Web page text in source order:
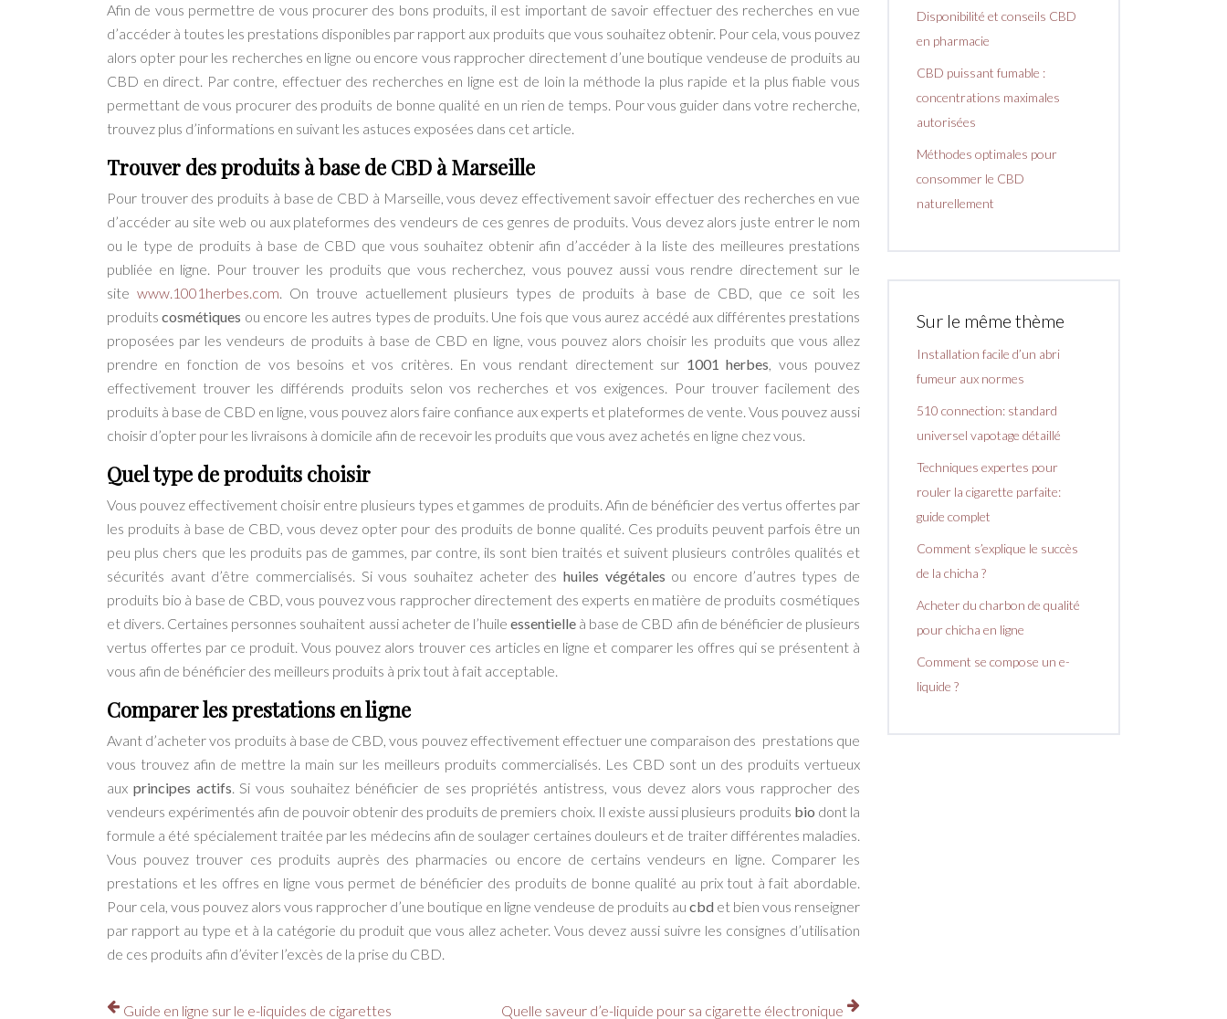
Afin de vous permettre de vous procurer des bons produits, il est important de savoir effectuer des recherches en vue
d’accéder à toutes les prestations disponibles par rapport aux produits que vous souhaitez obtenir. Pour cela, vous pouvez
alors opter pour les recherches en ligne ou encore vous rapprocher directement d’une boutique vendeuse de produits au
CBD en direct. Par contre, effectuer des recherches en ligne est de loin la méthode la plus rapide et la plus fiable vous
permettant de vous procurer des produits de bonne qualité en un rien de temps. Pour vous guider dans votre recherche,
trouvez plus d’informations en suivant les astuces exposées dans cet article.
Trouver des produits à base de CBD à Marseille
Pour trouver des produits à base de CBD à Marseille, vous devez effectivement savoir effectuer des recherches en vue
d’accéder au site web ou aux plateformes des vendeurs de ces genres de produits. Vous devez alors juste entrer le nom
ou le type de produits à base de CBD que vous souhaitez obtenir afin d’accéder à la liste des meilleures prestations
publiée en ligne. Pour trouver les produits que vous recherchez, vous pouvez aussi vous rendre directement sur le
site www.1001herbes.com. On trouve actuellement plusieurs types de produits à base de CBD, que ce soit les
produitscosmétiques ou encore les autres types de produits. Une fois que vous aurez accédé aux différentes prestations
proposées par les vendeurs de produits à base de CBD en ligne, vous pouvez alors choisir les produits que vous allez
prendre en fonction de vos besoins et vos critères. En vous rendant directement sur 1001 herbes, vous pouvez
effectivement trouver les différends produits selon vos recherches et vos exigences. Pour trouver facilement des
produits à base de CBD en ligne, vous pouvez alors faire confiance aux experts et plateformes de vente. Vous pouvez aussi
choisir d’opter pour les livraisons à domicile afin de recevoir les produits que vous avez achetés en ligne chez vous.
Quel type de produits choisir
Vous pouvez effectivement choisir entre plusieurs types et gammes de produits. Afin de bénéficier des vertus offertes par
les produits à base de CBD, vous devez opter pour des produits de bonne qualité. Ces produits peuvent parfois être un
peu plus chers que les produits pas de gammes, par contre, ils sont bien traités et suivent plusieurs contrôles qualités et
sécurités avant d’être commercialisés. Si vous souhaitez acheter des huiles végétales ou encore d’autres types de
produits bio à base de CBD, vous pouvez vous rapprocher directement des experts en matière de produits cosmétiques
et divers. Certaines personnes souhaitent aussi acheter de l’huile essentielle à base de CBD afin de bénéficier de plusieurs
vertus offertes par ce produit. Vous pouvez alors trouver ces articles en ligne et comparer les offres qui se présentent à
vous afin de bénéficier des meilleurs produits à prix tout à fait acceptable.
Comparer les prestations en ligne
Avant d’acheter vos produits à base de CBD, vous pouvez effectivement effectuer une comparaison des prestations que
vous trouvez afin de mettre la main sur les meilleurs produits commercialisés. Les CBD sont un des produits vertueux
aux principes actifs. Si vous souhaitez bénéficier de ses propriétés antistress, vous devez alors vous rapprocher des
vendeurs expérimentés afin de pouvoir obtenir des produits de premiers choix. Il existe aussi plusieurs produits bio dont la
formule a été spécialement traitée par les médecins afin de soulager certaines douleurs et de traiter différentes maladies.
Vous pouvez trouver ces produits auprès des pharmacies ou encore de certains vendeurs en ligne. Comparer les
prestations et les offres en ligne vous permet de bénéficier des produits de bonne qualité au prix tout à fait abordable.
Pour cela, vous pouvez alors vous rapprocher d’une boutique en ligne vendeuse de produits au cbd et bien vous renseigner
par rapport au type et à la catégorie du produit que vous allez acheter. Vous devez aussi suivre les consignes d’utilisation
de ces produits afin d’éviter l’excès de la prise du CBD.
Guide en ligne sur le e-liquides de cigarettes Quelle saveur d’e-liquide pour sa cigarette électronique
Disponibilité et conseils CBD
en pharmacie
CBD puissant fumable :
concentrations maximales
autorisées
Méthodes optimales pour
consommer le CBD
naturellement
Sur le même thème
Installation facile d’un abri
fumeur aux normes
510 connection: standard
universel vapotage détaillé
Techniques expertes pour
rouler la cigarette parfaite:
guide complet
Comment s’explique le succès
de la chicha ?
Acheter du charbon de qualité
pour chicha en ligne
Comment se compose un e-
liquide ?